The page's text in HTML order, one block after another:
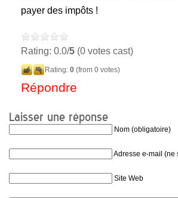
payer des impôts !
Rating: 0.0/5 (0 votes cast)
Rating: 0 (from 0 votes)
Répondre
Laisser une réponse
Nom (obligatoire)
Adresse e-mail (ne
Site Web